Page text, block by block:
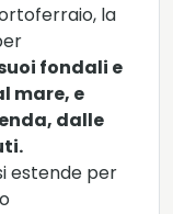
la
fondali e
mare, e
dalle
estende per